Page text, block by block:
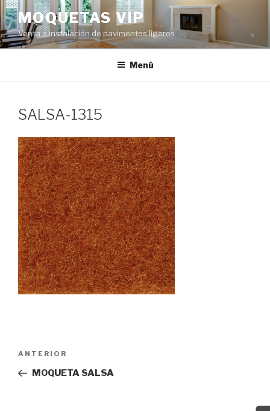
Ir
al
contenido
MOQUETAS VIP
Venta e instalación de pavimentos ligeros
Menú
SALSA-1315
Navegación
entradas
Entrada
anterior:
ANTERIOR
MOQUETA SALSA